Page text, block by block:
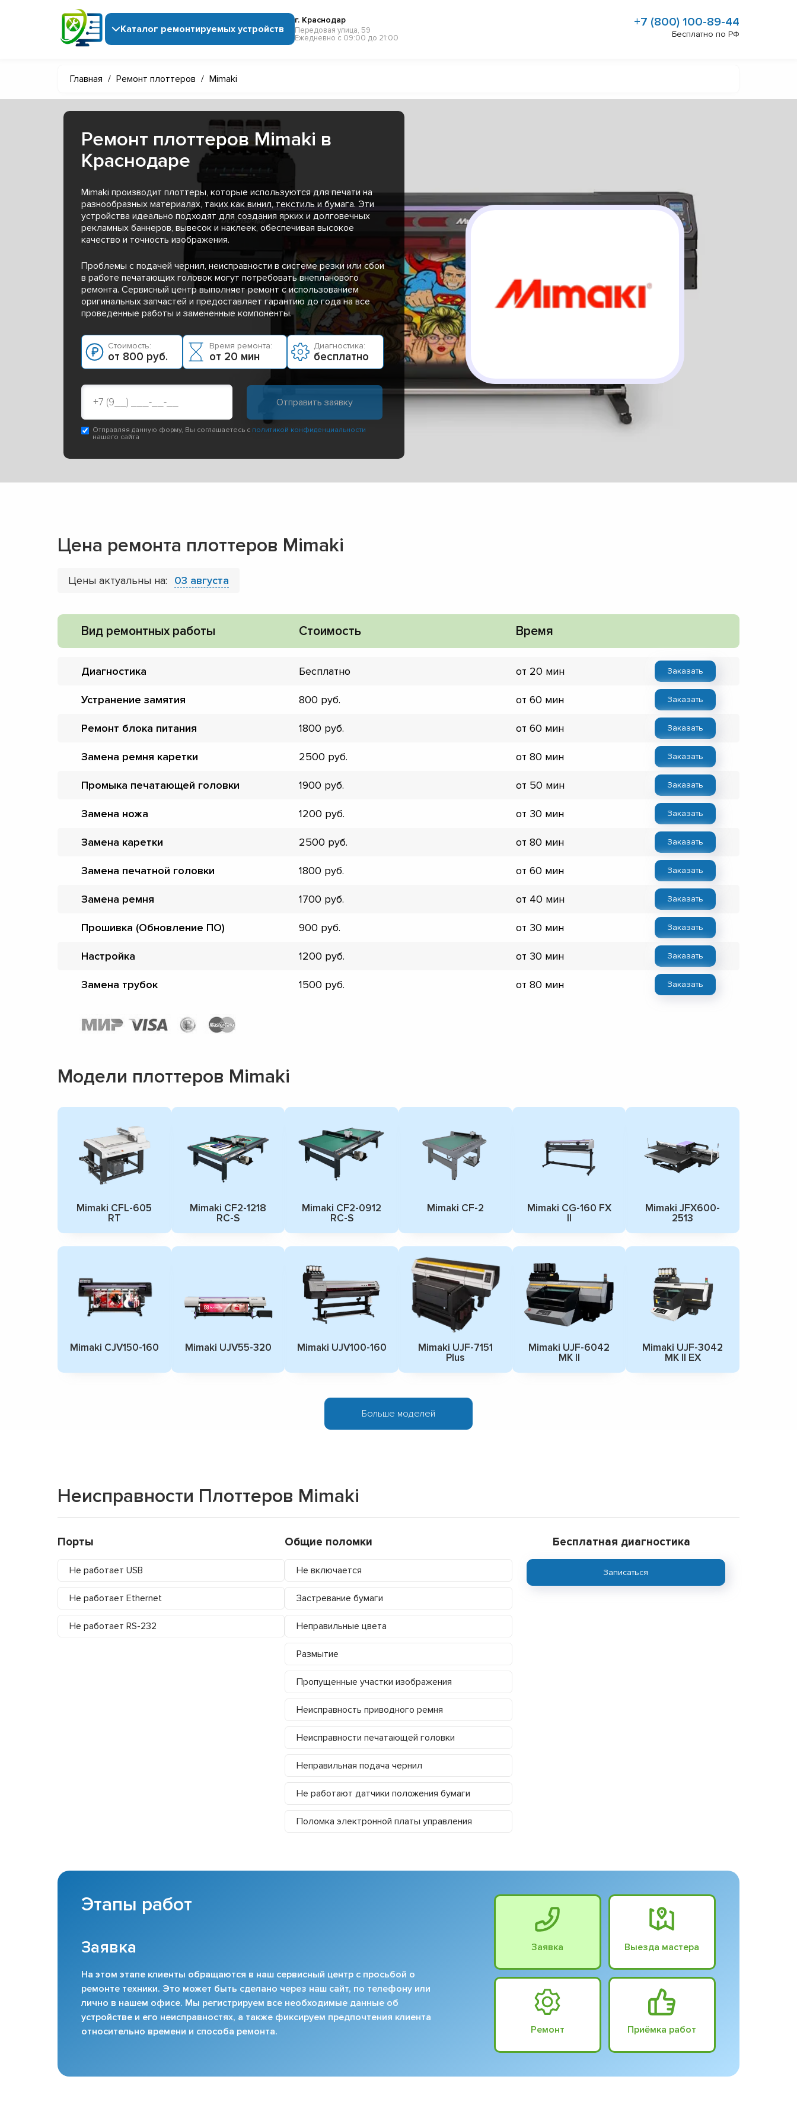
Каталог ремонтируемых устройств
г. Краснодар
Передовая улица, 59
Ежедневно с 09:00 до 21:00
+7 (800) 100-89-44
Бесплатно по РФ
Главная / Ремонт плоттеров / Mimaki
Ремонт плоттеров Mimaki в
Краснодаре
Mimaki производит плоттеры, которые используются для печати на
разнообразных материалах, таких как винил, текстиль и бумага. Эти
устройства идеально подходят для создания ярких и долговечных
рекламных баннеров, вывесок и наклеек, обеспечивая высокое
качество и точность изображения.
Проблемы с подачей чернил, неисправности в системе резки или сбои
в работе печатающих головок могут потребовать внепланового
ремонта. Сервисный центр выполняет ремонт с использованием
оригинальных запчастей и предоставляет гарантию до года на все
проведенные работы и замененные компоненты.
Стоимость:
от 800 руб.
Время ремонта:
от 20 мин
Диагностика:
бесплатно
Отправляя данную форму, Вы соглашаетесь с политикой конфиденциальности
нашего сайта
Цена ремонта плоттеров Mimaki
Цены актуальны на: 03 августа
Вид ремонтных работы Стоимость Время
Диагностика Бесплатно от 20 мин Заказать
Устранение замятия 800 от 60 мин Заказать
Ремонт блока питания 1800 от 60 мин Заказать
Замена ремня каретки 2500 от 80 мин Заказать
Промыка печатающей головки 1900 от 50 мин Заказать
Замена ножа 1200 от 30 мин Заказать
Замена каретки 2500 от 80 мин Заказать
Замена печатной головки 1800 от 60 мин Заказать
Замена ремня 1700 от 40 мин Заказать
Прошивка (Обновление ПО) 900 от 30 мин Заказать
Настройка 1200 от 30 мин Заказать
Замена трубок 1500 от 80 мин Заказать
Модели плоттеров Mimaki
Mimaki CFL-605
RT
Mimaki CF2-1218
RC-S
Mimaki CF2-0912
RC-S
Mimaki CF-2
Mimaki CG-160 FX
II
Mimaki JFX600-
2513
Mimaki СJV150-160 Mimaki UJV55-320 Mimaki UJV100-160
Mimaki UJF-7151
Plus
Mimaki UJF-6042
MK II
Mimaki UJF-3042
MK II EX
Больше моделей
Неисправности Плоттеров Mimaki
Порты
Не работает USB
Не работает Ethernet
Не работает RS-232
Общие поломки
Не включается
Застревание бумаги
Неправильные цвета
Размытие
Пропущенные участки изображения
Неисправность приводного ремня
Неисправности печатающей головки
Неправильная подача чернил
Не работают датчики положения бумаги
Поломка электронной платы управления
Бесплатная диагностика
Записаться
Этапы работ
Заявка
На этом этапе клиенты обращаются в наш сервисный центр с просьбой о
ремонте техники. Это может быть сделано через наш сайт, по телефону или
лично в нашем офисе. Мы регистрируем все необходимые данные об
устройстве и его неисправностях, а также фиксируем предпочтения клиента
относительно времени и способа ремонта.
Заявка Выезда мастера
Ремонт Приёмка работ